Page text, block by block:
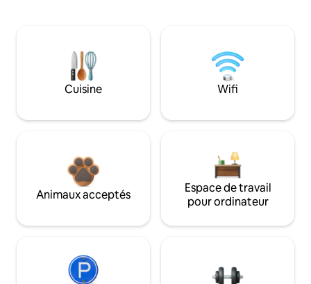
Cuisine Wifi
Animaux acceptés
Espace de travail
pour ordinateur